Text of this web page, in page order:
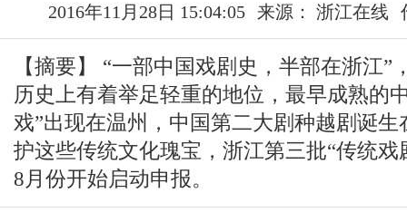
2016年11月28日 15:04:05 来源： 浙江在线
【摘要】 “一部中国戏剧史，半部在浙江”
历史上有着举足轻重的地位，最早成熟的
戏”出现在温州，中国第二大剧种越剧诞
护这些传统文化瑰宝，浙江第三批“传统戏
8月份开始启动申报。